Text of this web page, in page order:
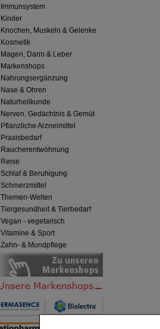
Immunsystem
Kinder
Knochen, Muskeln & Gelenke
Kosmetik
Magen, Darm & Leber
Markenshops
Nahrungsergänzung
Nase & Ohren
Naturheilkunde
Nerven, Gedächtnis & Gemüt
Pflanzliche Arzneimittel
Praxisbedarf
Raucherentwöhnung
Reise
Schlaf & Beruhigung
Schmerzmittel
Themen-Welten
Tiergesundheit & Tierbedarf
Vegan - vegetarisch
Vitamine & Sport
Zahn- & Mundpflege